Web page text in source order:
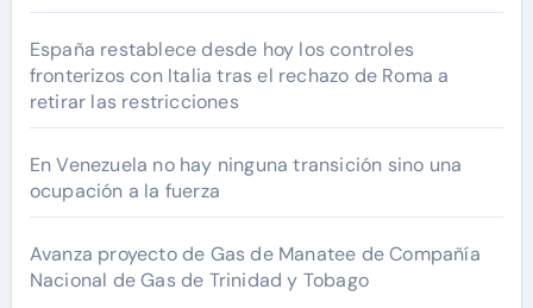
España restablece desde hoy los controles
fronterizos con Italia tras el rechazo de Roma a
retirar las restricciones
En Venezuela no hay ninguna transición sino una
ocupación a la fuerza
Avanza proyecto de Gas de Manatee de Compañía
Nacional de Gas de Trinidad y Tobago